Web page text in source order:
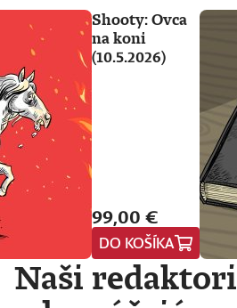
Shooty: Ovca
na koni
(10.5.2026)
99,00 €
DO KOŠÍKA
Naši redaktori